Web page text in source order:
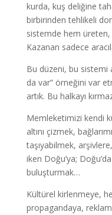
kurda, kuş deliğine
birbirinden tehlikeli
sistemde hem
Kazanan sadece
Bu düzeni, bu sistemi
da var” örneğini var
artık. Bu halkayı
Memleketimizi kendi
altını çizmek,
taşıyabilmek,
iken Doğu’ya;
buluşturmak…
Kültürel kirlenmeye,
propagandaya,